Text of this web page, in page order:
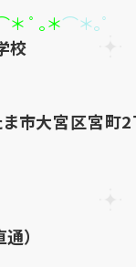
ﾟ｡＊⌒＊｡ﾟ
校
市大宮区宮町
）